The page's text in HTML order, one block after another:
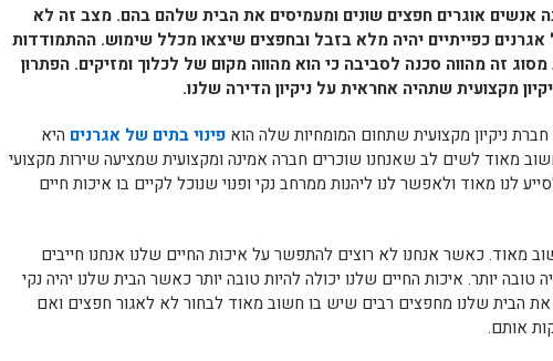
אנשים אוגרים חפצים שונים ומעמיסים את הבית שלהם בהם. מצב זה לא
כפייתיים יהיה מלא בזבל ובחפצים שיצאו מכלל שימוש. ההתמודדות
זה מהווה סכנה לסביבה כי הוא מהווה מקום של לכלוך ומזיקים. הפתרון
מקצועית שתהיה אחראית על ניקיון הדירה שלנו.
חברת ניקיון מקצועית שתחום המומחיות שלה הואפינוי בתים של אגרנים היא
מאוד לשים לב שאנחנו שוכרים חברה אמינה ומקצועית שמציעה שירות מקצועי
לנו מאוד ולאפשר לנו ליהנות ממרחב נקי ופנוי שנוכל לקיים בו איכות חיים
מאוד. כאשר אנחנו לא רוצים להתפשר על איכות החיים שלנו אנחנו חייבים
טובה יותר. איכות החיים שלנו יכולה להיות טובה יותר כאשר הבית שלנו יהיה נקי
את הבית שלנו מחפצים רבים שיש בו חשוב מאוד לבחור לא לאגור חפצים ואם
אותם.